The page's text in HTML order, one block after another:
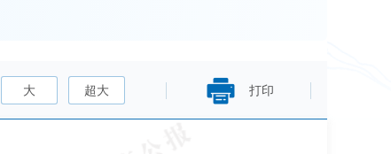
打印
大 超大